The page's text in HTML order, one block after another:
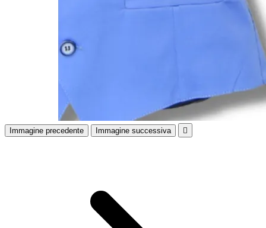
Immagine precedente Immagine successiva 